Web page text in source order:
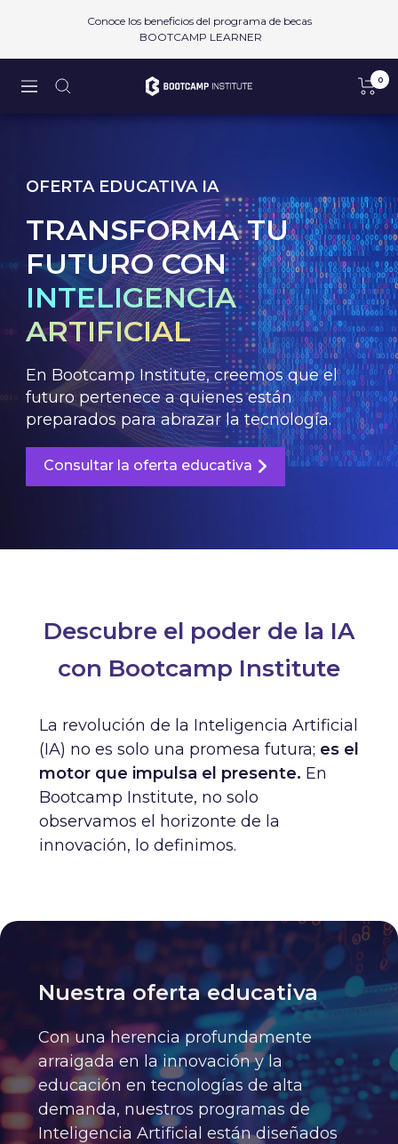
Conoce los beneficios del programa de becas
BOOTCAMP LEARNER
Navigación
Bootcamp
0
OFERTA EDUCATIVA IA
TRANSFORMA TU
FUTURO CON
INTELIGENCIA
ARTIFICIAL
En Bootcamp Institute, creemos que el
futuro pertenece a quienes están
preparados para abrazar la tecnología.
Consultar la oferta educativa
Descubre el poder de la IA
con Bootcamp Institute
La revolución de la Inteligencia Artificial
(IA) no es solo una promesa futura; es el
motor que impulsa el presente. En
Bootcamp Institute, no solo
observamos el horizonte de la
innovación, lo definimos.
Nuestra oferta educativa
Con una herencia profundamente
arraigada en la innovación y la
educación en tecnologías de alta
demanda, nuestros programas de
Inteligencia Artificial están diseñados